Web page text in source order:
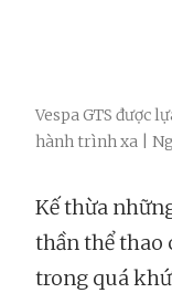
Vespa GTS được
hành trình xa |
Kế thừa
thần thể thao
trong quá